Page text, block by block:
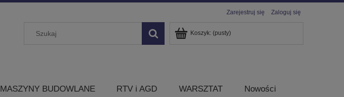
Zarejestruj się Zaloguj się
Koszyk: (pusty)
MASZYNY BUDOWLANE RTV i AGD WARSZTAT Nowości